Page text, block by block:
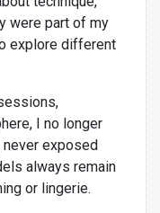
were part of my
explore different
I no longer
never exposed
always remain
or lingerie.